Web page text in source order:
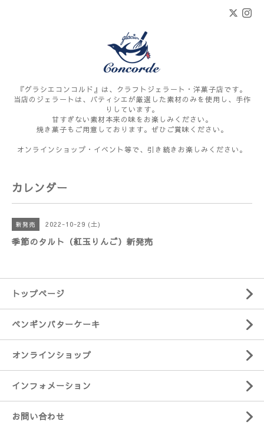
『グラシエコンコルド』は、クラフトジェラート・洋菓子店です。
当店のジェラートは、パティシエが厳選した素材のみを使用し、手作
りしています。
甘すぎない素材本来の味をお楽しみください。
焼き菓子もご用意しております。ぜひご賞味ください。
オンラインショップ・イベント等で、引き続きお楽しみください。
カレンダー
新発売 2022-10-29 (土)
季節のタルト（紅玉りんご）新発売
トップページ
ペンギンバターケーキ
オンラインショップ
インフォメーション
お問い合わせ